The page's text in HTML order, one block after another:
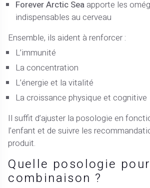
Forever Arctic Sea apporte les
indispensables au cerveau
Ensemble, ils aident à renforcer :
L’immunité
La concentration
L’énergie et la vitalité
La croissance physique et cognitive
Il suffit d’ajuster la posologie en
l’enfant et de suivre les
produit.
Quelle posologie
combinaison ?